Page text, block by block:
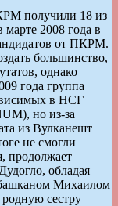
получили 18 из
2008 года в
от ПКРМ.
большинство,
однако
года группа
в НСГ
но из-за
из Вулканешт
не смогли
продолжает
обладая
башканом Михаилом
сестру